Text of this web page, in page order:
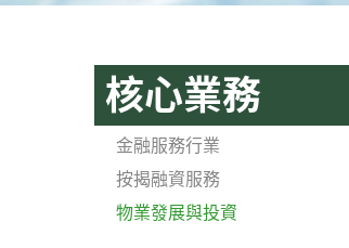
核心業務
金融服務行業
按揭融資服務
物業發展與投資